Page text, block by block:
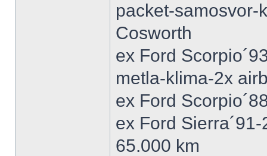
packet-samosvor-
Cosworth
ex Ford
metla-klima-2x
ex Ford
ex Ford
65.000 km